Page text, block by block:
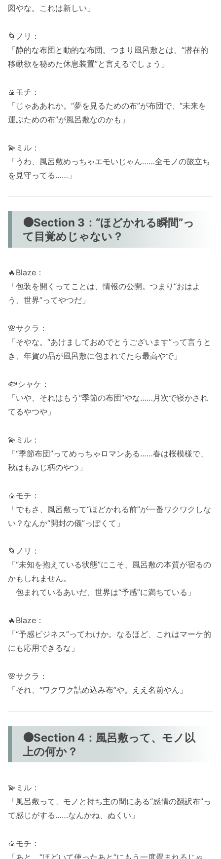
図やな。これは新しい」
🌀ノリ：
「静的な布団と動的な布団。つまり風呂敷とは、“潜在的
移動欲を秘めた休息装置”と言えるでしょう」
🍙モチ：
「じゃああれか。“夢を見るための布”が布団で、“未来を
運ぶための布”が風呂敷なのかも」
💫ミル：
「うわ、風呂敷めっちゃエモいじゃん……全モノの旅立ち
を見守ってる……」
🟠Section 3：“ほどかれる瞬間”っ
て目覚めじゃない？
🔥Blaze：
「包装を開くってことは、情報の公開。つまり“おはよ
う、世界”ってやつだ」
🌸サクラ：
「そやな。“あけましておめでとうございます”って言うと
き、年賀の品が風呂敷に包まれてたら最高やで」
🐟シャケ：
「いや、それはもう“季節の布団”やな……月次で寝かされ
てるやつや」
💫ミル：
「“季節布団”ってめっちゃロマンある……春は桜模様で、
秋はもみじ柄のやつ」
🍙モチ：
「でもさ、風呂敷って“ほどかれる前”が一番ワクワクしな
い？なんか“開封の儀”っぽくて」
🌀ノリ：
「“未知を抱えている状態”にこそ、風呂敷の本質が宿るの
かもしれません。
包まれているあいだ、世界は“予感”に満ちている」
🔥Blaze：
「“予感ビジネス”ってわけか。なるほど、これはマーケ的
にも応用できるな」
🌸サクラ：
「それ、“ワクワク詰め込み布”や。ええ名前やん」
🟠Section 4：風呂敷って、モノ以
上の何か？
💫ミル：
「風呂敷って、モノと持ち主の間にある“感情の翻訳布”っ
て感じがする……なんかね、ぬくい」
🍙モチ：
「あと、“ほどいて使ったあと”にもう一度畳まれるじゃ